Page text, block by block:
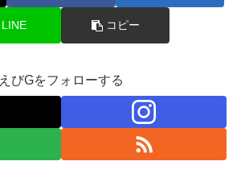
LINE コピー
えびGをフォローする